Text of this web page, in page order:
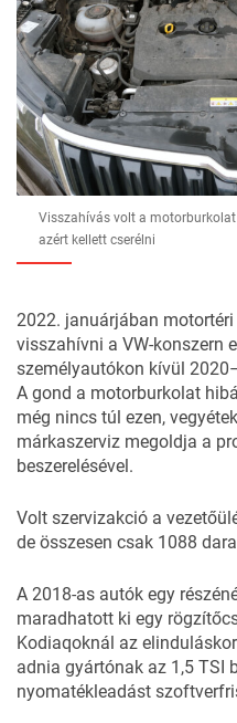
Visszahívás volt a
azért kellett cserélni
2022. januárjában
visszahívni a VW-konszern
személyautókon kívül
A gond a motorburkolat
még nincs túl ezen,
márkaszerviz megoldja a
beszerelésével.
Volt szervizakció a
de összesen csak 1088
A 2018-as autók egy
maradhatott ki egy
Kodiaqoknál az
adnia gyártónak az 1,5 TSI
nyomatékleadást